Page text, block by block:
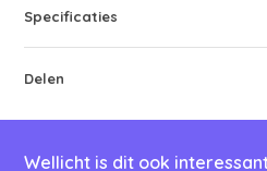
Specificaties
Delen
Wellicht is dit ook